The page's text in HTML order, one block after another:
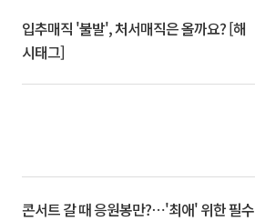
입추매직 '불발', 처서매직은 올까요? [해
시태그]
콘서트 갈 때 응원봉만?⋯'최애' 위한 필수